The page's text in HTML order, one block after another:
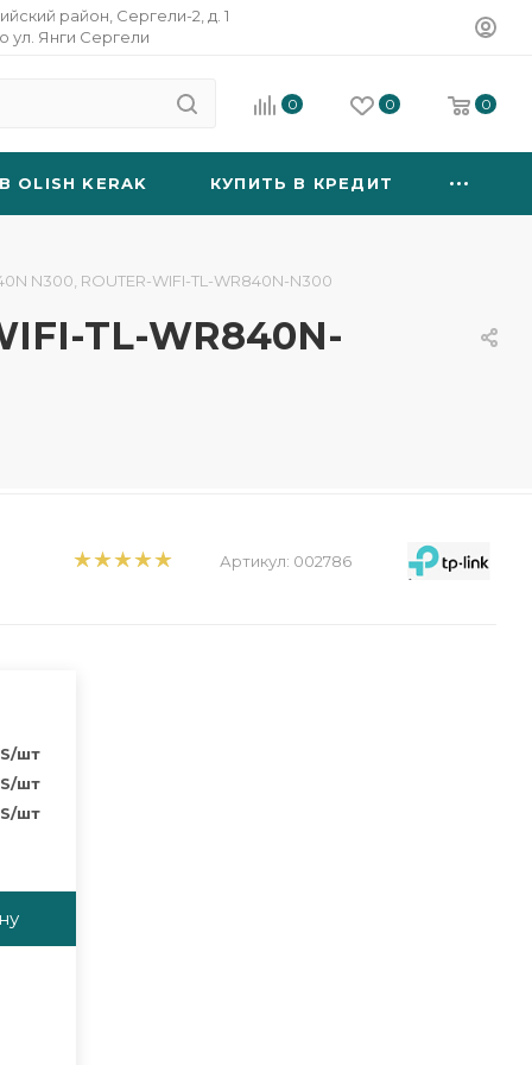
район, Сергели-2, д. 1
ул. Янги Сергели
0 0 0
OLISH KERAK КУПИТЬ В КРЕДИТ
N300, ROUTER-WIFI-TL-WR840N-N300
TL-WR840N-
Артикул: 002786
/шт
/шт
/шт